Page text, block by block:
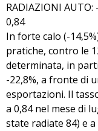
RADIAZIONI AUTO:
0,84
In forte calo (-
pratiche, contro le
determinata, in
-22,8%, a fronte di
esportazioni. Il
a 0,84 nel mese di
state radiate 84) e